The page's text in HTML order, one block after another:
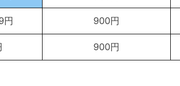
円 900円
900円